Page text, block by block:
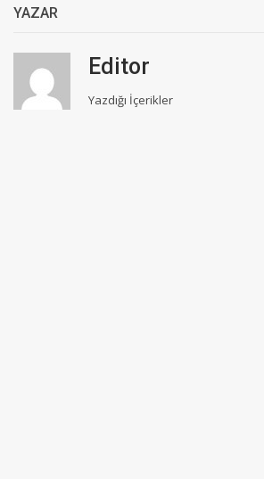
YAZAR
Editor
Yazdığı İçerikler